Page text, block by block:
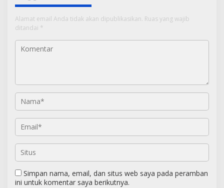
Alamat email Anda tidak akan dipublikasikan. Ruas yang wajib
ditandai *
Simpan nama, email, dan situs web saya pada peramban
ini untuk komentar saya berikutnya.